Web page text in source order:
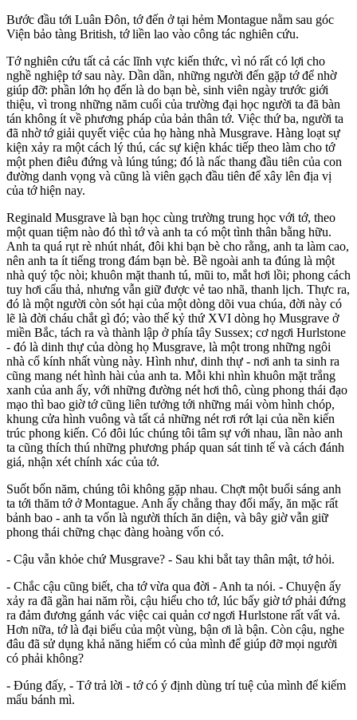
Bước đầu tới Luân Đôn, tớ đến ở tại hẻm Montague nằm sau góc
Viện bảo tàng British, tớ liền lao vào công tác nghiên cứu.
Tớ nghiên cứu tất cả các lĩnh vực kiến thức, vì nó rất có lợi cho
nghề nghiệp tớ sau này. Dần dần, những người đến gặp tớ để nhờ
giúp đỡ: phần lớn họ đến là do bạn bè, sinh viên ngày trước giới
thiệu, vì trong những năm cuối của trường đại học người ta đã bàn
tán không ít về phương pháp của bản thân tớ. Việc thứ ba, người ta
đã nhờ tớ giải quyết việc của họ hàng nhà Musgrave. Hàng loạt sự
kiện xảy ra một cách lý thú, các sự kiện khác tiếp theo làm cho tớ
một phen điêu đứng và lúng túng; đó là nấc thang đầu tiên của con
đường danh vọng và cũng là viên gạch đầu tiên để xây lên địa vị
của tớ hiện nay.
Reginald Musgrave là bạn học cùng trường trung học với tớ, theo
một quan tiệm nào đó thì tớ và anh ta có một tình thân bằng hữu.
Anh ta quá rụt rè nhút nhát, đôi khi bạn bè cho rằng, anh ta làm cao,
nên anh ta ít tiếng trong đám bạn bè. Bề ngoài anh ta đúng là một
nhà quý tộc nòi; khuôn mặt thanh tú, mũi to, mắt hơi lồi; phong cách
tuy hơi cẩu thả, nhưng vẫn giữ được vẻ tao nhã, thanh lịch. Thực ra,
đó là một người còn sót hại của một dòng dõi vua chúa, đời này có
lẽ là đời cháu chắt gì đó; vào thế kỷ thứ XVI dòng họ Musgrave ở
miền Bắc, tách ra và thành lập ở phía tây Sussex; cơ ngơi Hurlstone
- đó là dinh thự của dòng họ Musgrave, là một trong những ngôi
nhà cổ kính nhất vùng này. Hình như, dinh thự - nơi anh ta sinh ra
cũng mang nét hình hài của anh ta. Mỗi khi nhìn khuôn mặt trắng
xanh của anh ấy, với những đường nét hơi thô, cùng phong thái đạo
mạo thì bao giờ tớ cũng liên tưởng tới những mái vòm hình chóp,
khung cửa hình vuông và tất cả những nét rơi rớt lại của nền kiến
trúc phong kiến. Có đôi lúc chúng tôi tâm sự với nhau, lần nào anh
ta cũng thích thú những phương pháp quan sát tinh tế và cách đánh
giá, nhận xét chính xác của tớ.
Suốt bốn năm, chúng tôi không gặp nhau. Chợt một buổi sáng anh
ta tới thăm tớ ở Montague. Anh ấy chẳng thay đổi mấy, ăn mặc rất
bảnh bao - anh ta vốn là người thích ăn diện, và bây giờ vẫn giữ
phong thái chững chạc đàng hoàng vốn có.
- Cậu vẫn khỏe chứ Musgrave? - Sau khi bắt tay thân mật, tớ hỏi.
- Chắc cậu cũng biết, cha tớ vừa qua đời - Anh ta nói. - Chuyện ấy
xảy ra đã gần hai năm rồi, cậu hiểu cho tớ, lúc bấy giờ tớ phải đứng
ra đảm đương gánh vác việc cai quản cơ ngơi Hurlstone rất vất vả.
Hơn nữa, tớ là đại biểu của một vùng, bận ơi là bận. Còn cậu, nghe
đâu đã sử dụng khả năng hiếm có của mình để giúp đỡ mọi người
có phải không?
- Đúng đấy, - Tớ trả lời - tớ có ý định dùng trí tuệ của mình để kiếm
mẩu bánh mì.